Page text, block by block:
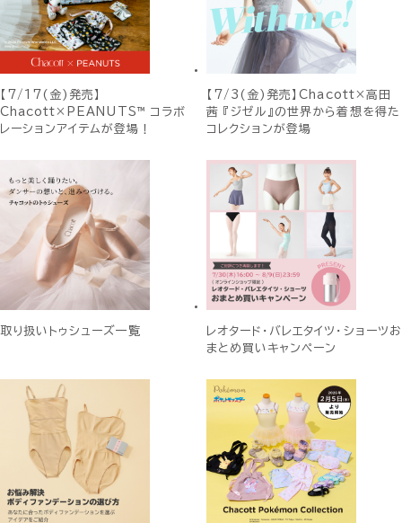
【7/17(金)発売】
Chacott×PEANUTS™ コラボ
レーションアイテムが登場！
【7/3(金)発売】Chacott×高田
茜 『ジゼル』の世界から着想を得た
コレクションが登場
取り扱いトゥシューズ一覧
レオタード・バレエタイツ・ショーツお
まとめ買いキャンペーン